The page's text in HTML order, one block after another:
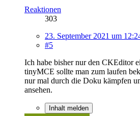
Reaktionen
303
23. September 2021 um
#5
Ich habe bisher nur den CKEditor
tinyMCE sollte man zum laufen
nur mal durch die Doku kämpfen
ansehen.
Inhalt melden